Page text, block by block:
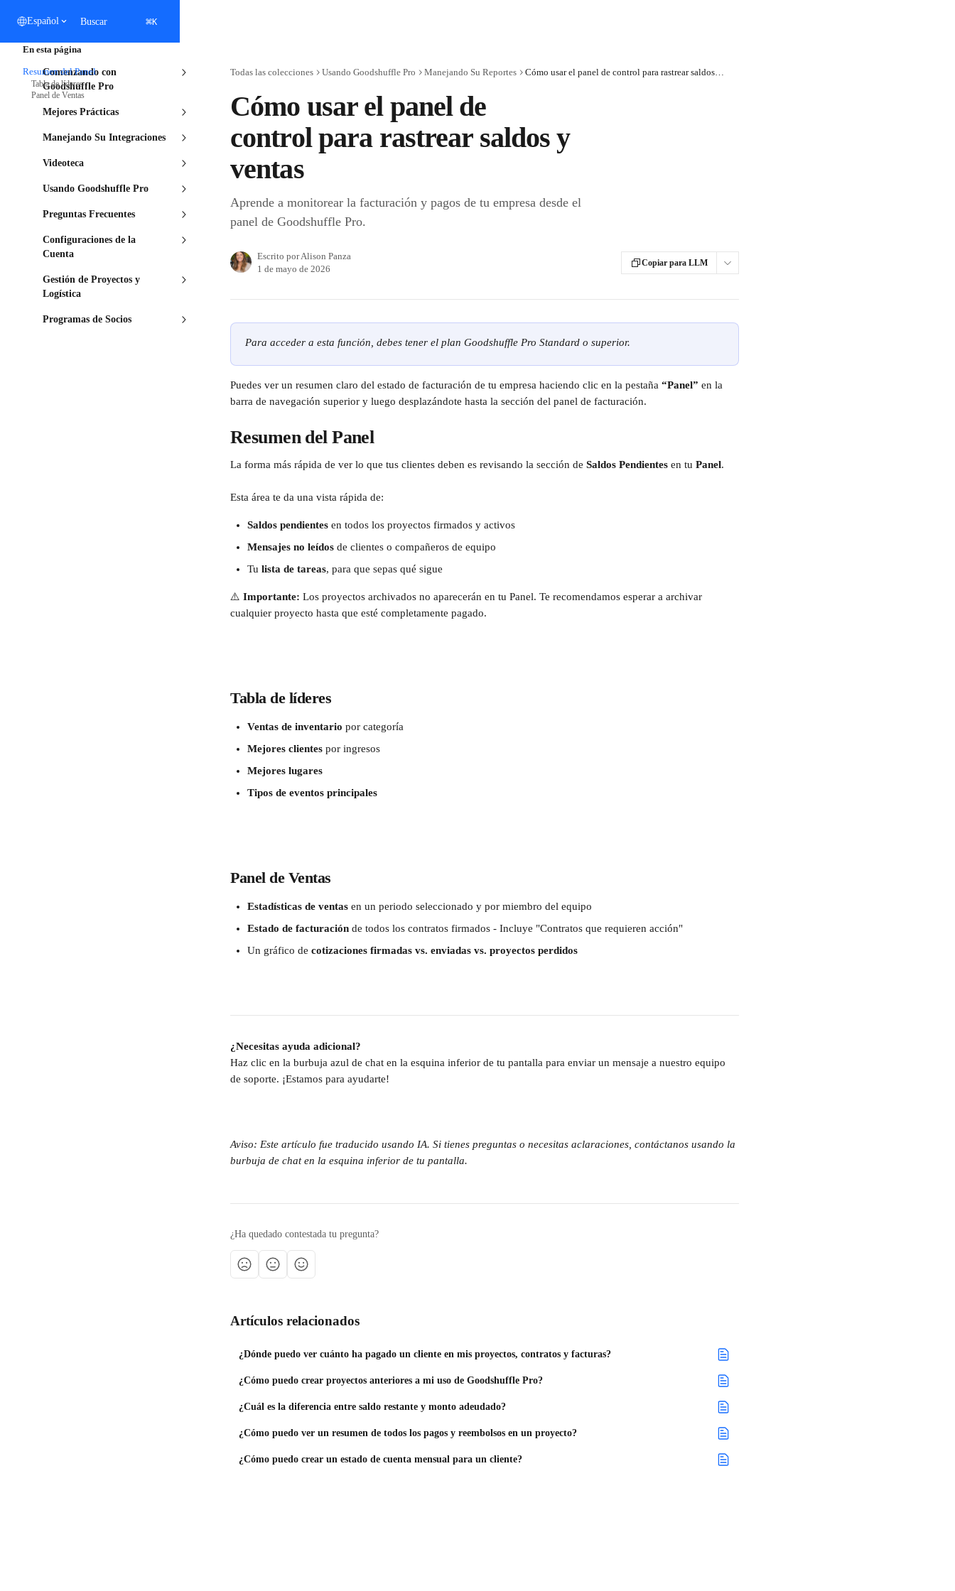
Español Buscar ⌘K
Comenzando con
Goodshuffle Pro
Mejores Prácticas
Manejando Su Integraciones
Videoteca
Usando Goodshuffle Pro
Preguntas Frecuentes
Configuraciones de la
Cuenta
Gestión de Proyectos y
Logística
Programas de Socios
Todas las colecciones Usando Goodshuffle Pro Manejando Su Reportes Cómo usar el panel de control para rastrear saldos y ventas
Cómo usar el panel de
control para rastrear saldos y
ventas
Aprende a monitorear la facturación y pagos de tu empresa desde el
panel de Goodshuffle Pro.
Escrito porAlison Panza
1 de mayo de 2026
Copiar para LLM
Para acceder a esta función, debes tener el plan Goodshuffle Pro Standard o superior.
Puedes ver un resumen claro del estado de facturación de tu empresa haciendo clic en la pestaña “Panel” en la
barra de navegación superior y luego desplazándote hasta la sección del panel de facturación.
Resumen del Panel
La forma más rápida de ver lo que tus clientes deben es revisando la sección de Saldos Pendientes en tu Panel.
Esta área te da una vista rápida de:
Saldos pendientes en todos los proyectos firmados y activos
Mensajes no leídos de clientes o compañeros de equipo
Tu lista de tareas, para que sepas qué sigue
⚠️ Importante: Los proyectos archivados no aparecerán en tu Panel. Te recomendamos esperar a archivar
cualquier proyecto hasta que esté completamente pagado.
Tabla de líderes
Ventas de inventario por categoría
Mejores clientes por ingresos
Mejores lugares
Tipos de eventos principales
Panel de Ventas
Estadísticas de ventas en un periodo seleccionado y por miembro del equipo
Estado de facturación de todos los contratos firmados - Incluye "Contratos que requieren acción"
Un gráfico de cotizaciones firmadas vs. enviadas vs. proyectos perdidos
¿Necesitas ayuda adicional?
Haz clic en la burbuja azul de chat en la esquina inferior de tu pantalla para enviar un mensaje a nuestro equipo
de soporte. ¡Estamos para ayudarte!
Aviso: Este artículo fue traducido usando IA. Si tienes preguntas o necesitas aclaraciones, contáctanos usando la
burbuja de chat en la esquina inferior de tu pantalla.
¿Ha quedado contestada tu pregunta?
Artículos relacionados
¿Dónde puedo ver cuánto ha pagado un cliente en mis proyectos, contratos y facturas?
¿Cómo puedo crear proyectos anteriores a mi uso de Goodshuffle Pro?
¿Cuál es la diferencia entre saldo restante y monto adeudado?
¿Cómo puedo ver un resumen de todos los pagos y reembolsos en un proyecto?
¿Cómo puedo crear un estado de cuenta mensual para un cliente?
En esta página
Resumen del Panel
Tabla de líderes
Panel de Ventas